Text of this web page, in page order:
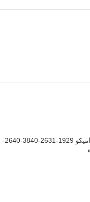
نوار دور درب امیکو 1929-2631-3840-2640-